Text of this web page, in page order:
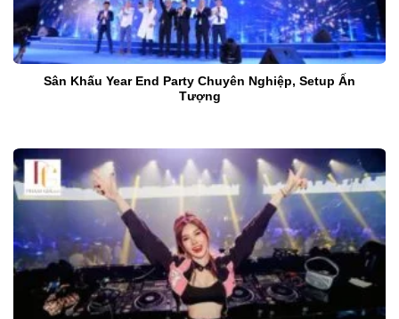
Sân Khấu Year End Party Chuyên Nghiệp, Setup Ấn
Tượng